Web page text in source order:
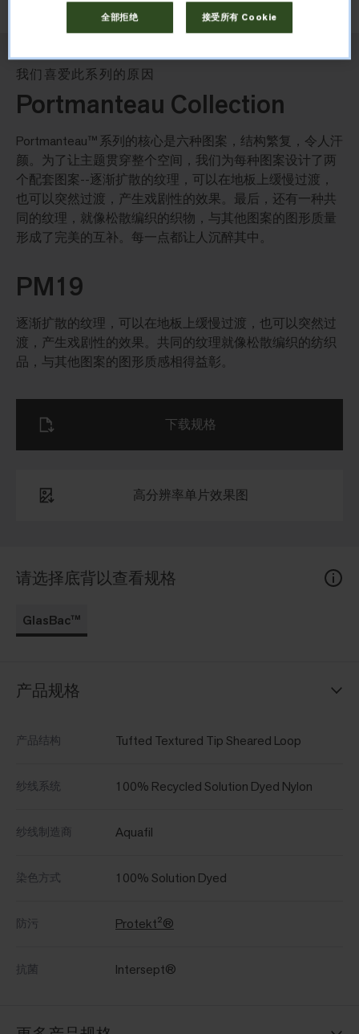
我们喜爱此系列的原因
Portmanteau Collection
Portmanteau™ 系列的核心是六种图案，结构繁复，令人汗
颜。为了让主题贯穿整个空间，我们为每种图案设计了两
个配套图案--逐渐扩散的纹理，可以在地板上缓慢过渡，
也可以突然过渡，产生戏剧性的效果。最后，还有一种共
同的纹理，就像松散编织的织物，与其他图案的图形质量
形成了完美的互补。每一点都让人沉醉其中。
PM19
逐渐扩散的纹理，可以在地板上缓慢过渡，也可以突然过
渡，产生戏剧性的效果。共同的纹理就像松散编织的纺织
品，与其他图案的图形质感相得益彰。
请选择底背以查看规格
GlasBac™
产品规格
产品结构 Tufted Textured Tip Sheared Loop
纱线系统 100% Recycled Solution Dyed Nylon
纱线制造商 Aquafil
染色方式 100% Solution Dyed
防污 Protekt²®
抗菌 Intersept®
高分辨率单片效果图
下载规格
全部拒绝 接受所有 Cookie